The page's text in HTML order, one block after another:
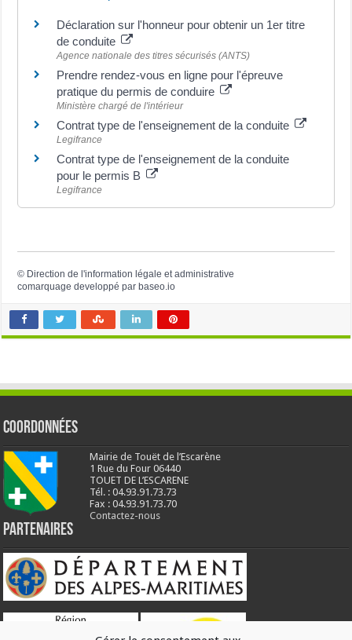
Déclaration sur l'honneur pour obtenir un 1er titre
de conduite
Agence nationale des titres sécurisés (ANTS)
Prendre rendez-vous en ligne pour l'épreuve
pratique du permis de conduire
Ministère chargé de l'intérieur
Contrat type de l'enseignement de la conduite
Legifrance
Contrat type de l'enseignement de la conduite
pour le permis B
Legifrance
© Direction de l'information légale et administrative
comarquage developpé par baseo.io
Coordonnées
Mairie de Touët de l’Escarène
1 Rue du Four 06440
TOUET DE L’ESCARENE
Tél. : 04.93.91.73.73
Fax : 04.93.91.73.70
Contactez-nous
Partenaires